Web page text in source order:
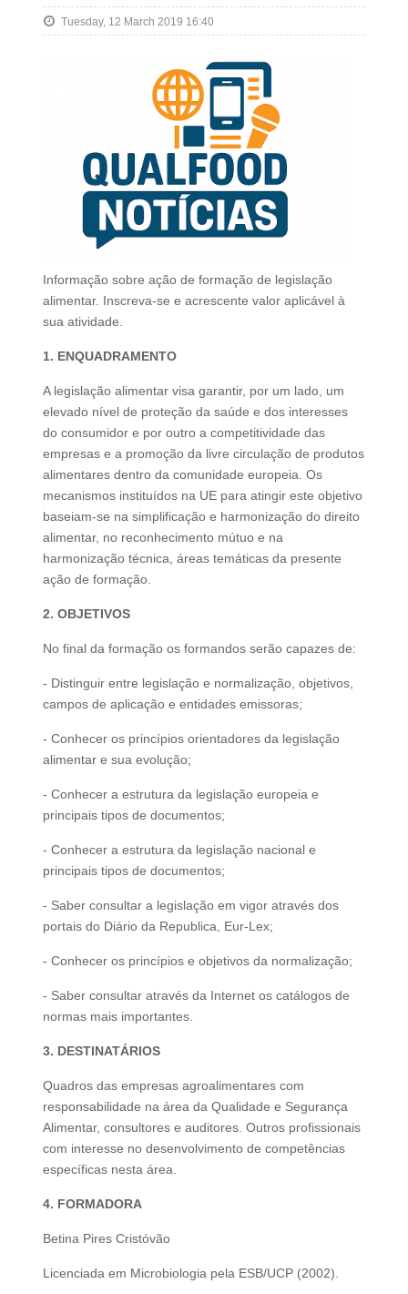
Tuesday, 12 March 2019 16:40
Informação sobre ação de formação de legislação
alimentar. Inscreva-se e acrescente valor aplicável à
sua atividade.
1. ENQUADRAMENTO
A legislação alimentar visa garantir, por um lado, um
elevado nível de proteção da saúde e dos interesses
do consumidor e por outro a competitividade das
empresas e a promoção da livre circulação de produtos
alimentares dentro da comunidade europeia. Os
mecanismos instituídos na UE para atingir este objetivo
baseiam-se na simplificação e harmonização do direito
alimentar, no reconhecimento mútuo e na
harmonização técnica, áreas temáticas da presente
ação de formação.
2. OBJETIVOS
No final da formação os formandos serão capazes de:
- Distinguir entre legislação e normalização, objetivos,
campos de aplicação e entidades emissoras;
- Conhecer os princípios orientadores da legislação
alimentar e sua evolução;
- Conhecer a estrutura da legislação europeia e
principais tipos de documentos;
- Conhecer a estrutura da legislação nacional e
principais tipos de documentos;
- Saber consultar a legislação em vigor através dos
portais do Diário da Republica, Eur-Lex;
- Conhecer os princípios e objetivos da normalização;
- Saber consultar através da Internet os catálogos de
normas mais importantes.
3. DESTINATÁRIOS
Quadros das empresas agroalimentares com
responsabilidade na área da Qualidade e Segurança
Alimentar, consultores e auditores. Outros profissionais
com interesse no desenvolvimento de competências
específicas nesta área.
4. FORMADORA
Betina Pires Cristóvão
Licenciada em Microbiologia pela ESB/UCP (2002).